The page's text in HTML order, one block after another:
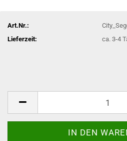
Art.Nr.:
Lieferzeit:
ca. 3-4